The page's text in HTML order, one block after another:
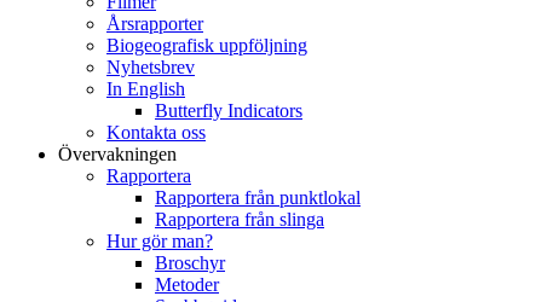
Årsrapporter
Biogeografisk uppföljning
Nyhetsbrev
In English
Butterfly Indicators
Kontakta oss
Övervakningen
Rapportera
Rapportera från punktlokal
Rapportera från slinga
Hur gör man?
Broschyr
Metoder